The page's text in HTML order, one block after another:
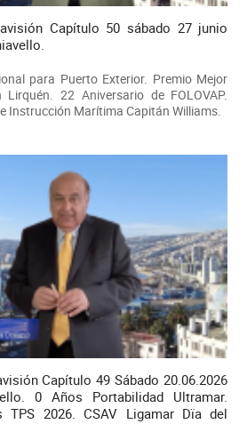
Capítulo 50 sábado 27 junio
para Puerto Exterior. Premio Mejor
22 Aniversario de FOLOVAP.
Instrucción Marítima Capitán Williams.
Capítulo 49 Sábado 20.06.2026
0 Años Portabilidad Ultramar.
TPS 2026. CSAV Ligamar Dïa del